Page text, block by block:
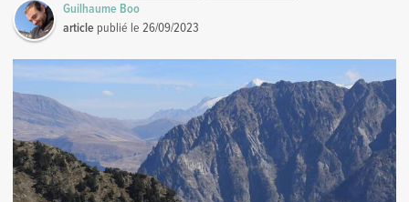
Guilhaume Boo
article publié le26/09/2023